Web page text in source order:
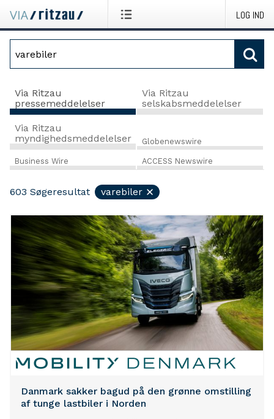
LOG IND
Via Ritzau
pressemeddelelser
Via Ritzau
selskabsmeddelelser
Via Ritzau
myndighedsmeddelelser
Globenewswire
Business Wire ACCESS Newswire
603 Søgeresultat varebiler
Danmark sakker bagud på den grønne omstilling
af tunge lastbiler i Norden